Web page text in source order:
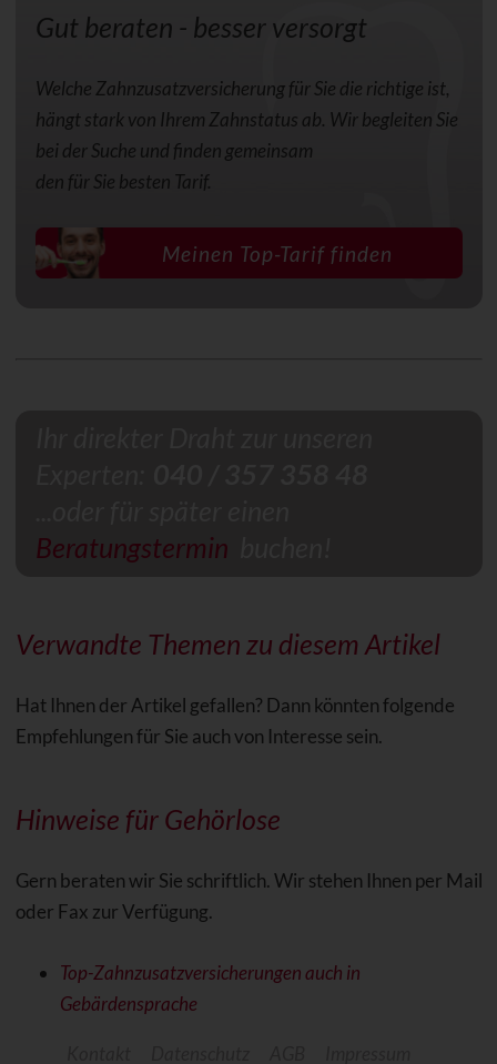
Gut beraten - besser versorgt
Welche Zahnzusatzversicherung für Sie die richtige ist,
hängt stark von Ihrem Zahnstatus ab. Wir begleiten Sie
bei der Suche und finden gemeinsam
den für Sie besten Tarif.
Meinen Top-Tarif finden
Beratungstermin
Verwandte Themen zu diesem Artikel
Hat Ihnen der Artikel gefallen? Dann könnten folgende
Empfehlungen für Sie auch von Interesse sein.
Hinweise für Gehörlose
Gern beraten wir Sie schriftlich. Wir stehen Ihnen per Mail
oder Fax zur Verfügung.
Top-Zahnzusatzversicherungen auch in
Gebärdensprache